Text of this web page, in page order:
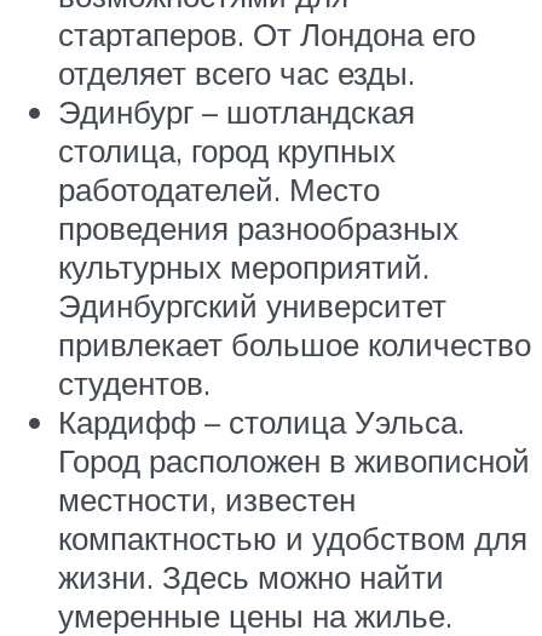
стартаперов. От Лондона его
отделяет всего час езды.
Эдинбург – шотландская
столица, город крупных
работодателей. Место
проведения разнообразных
культурных мероприятий.
Эдинбургский университет
привлекает большое количество
студентов.
Кардифф – столица Уэльса.
Город расположен в живописной
местности, известен
компактностью и удобством для
жизни. Здесь можно найти
умеренные цены на жилье.